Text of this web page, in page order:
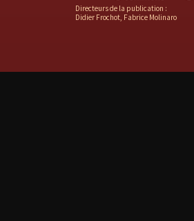
Directeurs de la publication :
Didier Frochot, Fabrice Molinaro